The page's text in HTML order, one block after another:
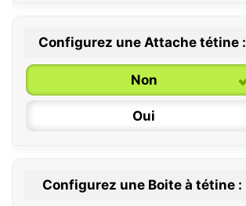
0 / 6 mois
6 / 36 mois
Configurez une Attache tétine :
Non
Oui
Configurez une Boite à tétine :